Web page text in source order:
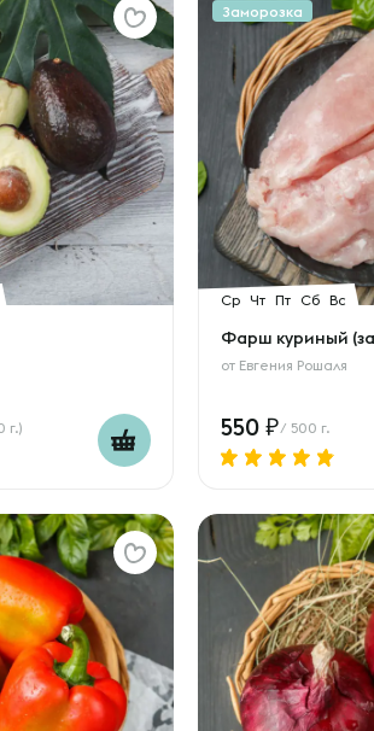
г.)
Заморозка
Ср Чт Пт Сб Вс
Фарш куриный
от Евгения Рошаля
550 / 500 г.